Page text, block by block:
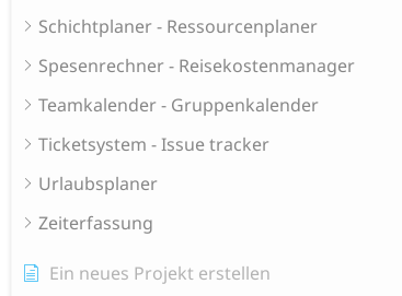
Schichtplaner - Ressourcenplaner
Spesenrechner - Reisekostenmanager
Teamkalender - Gruppenkalender
Ticketsystem - Issue tracker
Urlaubsplaner
Zeiterfassung
Ein neues Projekt erstellen